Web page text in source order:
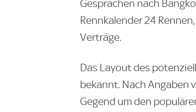
Gesprächen nach
Rennkalender 24
Verträge.
Das Layout des
bekannt. Nach Angaben
Gegend um den